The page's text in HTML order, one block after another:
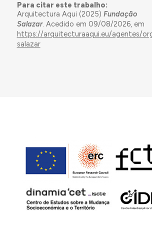
Para citar este trabalho:
Arquitectura Aqui (2025) Fundação
Salazar. Acedido em 09/08/2026, em
https://arquitecturaaqui.eu/agentes/
salazar